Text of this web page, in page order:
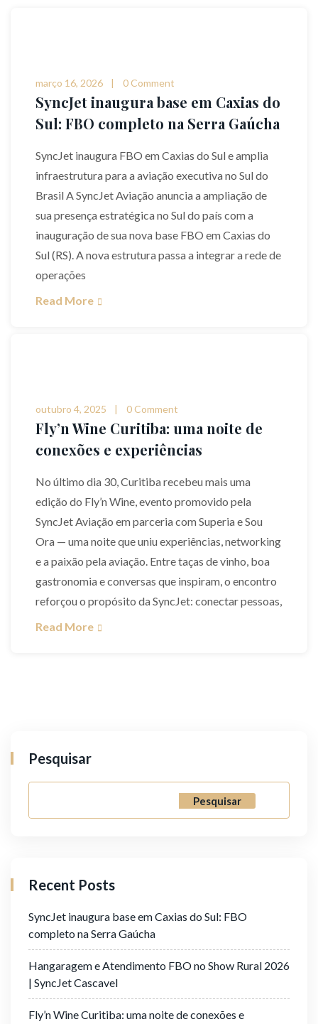
março 16, 2026 0 Comment
SyncJet inaugura base em Caxias do
Sul: FBO completo na Serra Gaúcha
SyncJet inaugura FBO em Caxias do Sul e amplia
infraestrutura para a aviação executiva no Sul do
Brasil A SyncJet Aviação anuncia a ampliação de
sua presença estratégica no Sul do país com a
inauguração de sua nova base FBO em Caxias do
Sul (RS). A nova estrutura passa a integrar a rede de
operações
Read More
outubro 4, 2025 0 Comment
Fly’n Wine Curitiba: uma noite de
conexões e experiências
No último dia 30, Curitiba recebeu mais uma
edição do Fly’n Wine, evento promovido pela
SyncJet Aviação em parceria com Superia e Sou
Ora — uma noite que uniu experiências, networking
e a paixão pela aviação. Entre taças de vinho, boa
gastronomia e conversas que inspiram, o encontro
reforçou o propósito da SyncJet: conectar pessoas,
Read More
Pesquisar
Pesquisar
Recent Posts
SyncJet inaugura base em Caxias do Sul: FBO
completo na Serra Gaúcha
Hangaragem e Atendimento FBO no Show Rural 2026
| SyncJet Cascavel
Fly’n Wine Curitiba: uma noite de conexões e